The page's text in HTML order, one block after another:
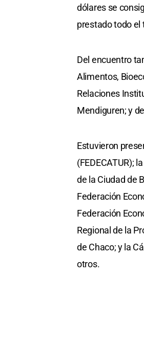
dólares se
prestado todo el
Del encuentro
Alimentos,
Relaciones
Mendiguren; y
Estuvieron
(FEDECATUR);
de la Ciudad de
Federación
Federación
Regional de la
de Chaco; y la
otros.